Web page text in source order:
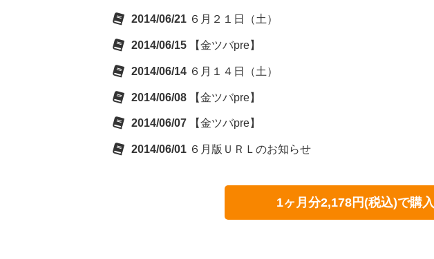
2014/06/21 ６月２１日（土）
2014/06/15 【金ツバpre】
2014/06/14 ６月１４日（土）
2014/06/08 【金ツバpre】
2014/06/07 【金ツバpre】
2014/06/01 ６月版ＵＲＬのお知らせ
1ヶ月分2,178円(税込)で購入